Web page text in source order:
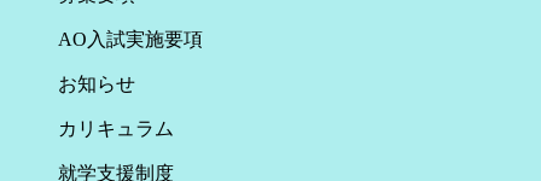
AO入試実施要項
お知らせ
カリキュラム
就学支援制度